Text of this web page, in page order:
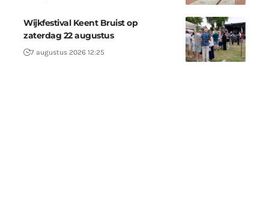
Wijkfestival Keent Bruist op
zaterdag 22 augustus
7 augustus 2026 12:25